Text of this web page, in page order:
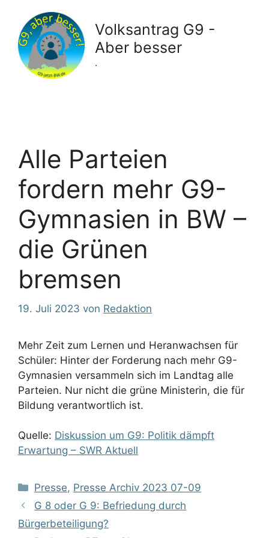
Inhalt
springen
Volksantrag G9 -
Aber besser
.
Alle Parteien
fordern mehr G9-
Gymnasien in BW –
die Grünen
bremsen
19. Juli 2023 von Redaktion
Mehr Zeit zum Lernen und Heranwachsen für
Schüler: Hinter der Forderung nach mehr G9-
Gymnasien versammeln sich im Landtag alle
Parteien. Nur nicht die grüne Ministerin, die für
Bildung verantwortlich ist.
Quelle: Diskussion um G9: Politik dämpft
Erwartung – SWR Aktuell
Kategorien
Presse, Presse Archiv 2023 07-09
G 8 oder G 9: Befriedung durch
Bürgerbeteiligung?